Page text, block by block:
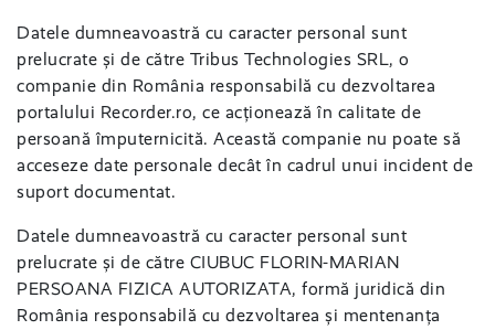
Datele dumneavoastră cu caracter personal sunt
prelucrate și de către Tribus Technologies SRL, o
companie din România responsabilă cu dezvoltarea
portalului Recorder.ro, ce acționează în calitate de
persoană împuternicită. Această companie nu poate să
acceseze date personale decât în cadrul unui incident de
suport documentat.
Datele dumneavoastră cu caracter personal sunt
prelucrate și de către CIUBUC FLORIN-MARIAN
PERSOANA FIZICA AUTORIZATA, formă juridică din
România responsabilă cu dezvoltarea și mentenanța